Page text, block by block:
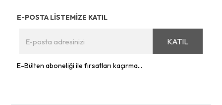
E-POSTA LİSTEMİZE KATIL
KATIL
E-Bülten aboneliği ile fırsatları kaçırma...